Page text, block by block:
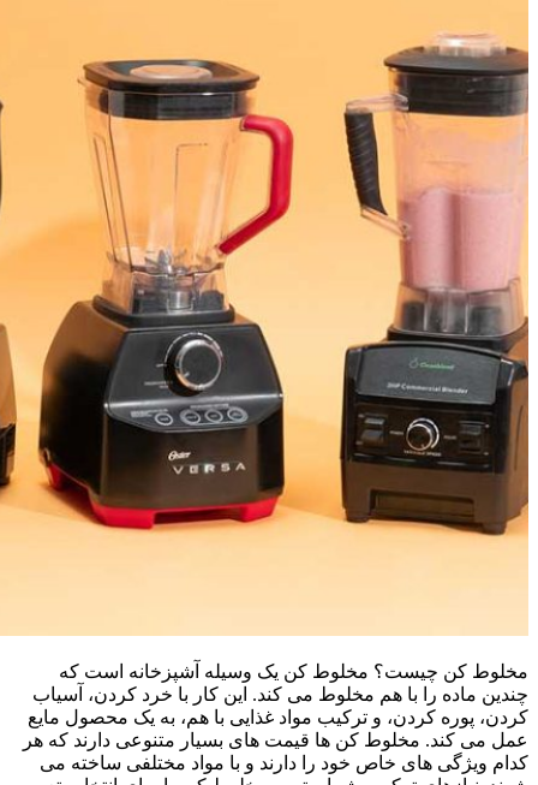
مخلوط کن چیست؟ مخلوط کن یک وسیله آشپزخانه است که
چندین ماده را با هم مخلوط می کند. این کار با خرد کردن، آسیاب
کردن، پوره کردن، و ترکیب مواد غذایی با هم، به یک محصول مایع
عمل می کند. مخلوط کن ها قیمت های بسیار متنوعی دارند که هر
کدام ویژگی های خاص خود را دارند و با مواد مختلفی ساخته می